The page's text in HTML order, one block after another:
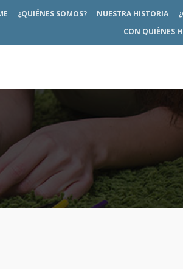
¿QUIÉNES SOMOS? NUESTRA HISTORIA
CON QUIÉNES